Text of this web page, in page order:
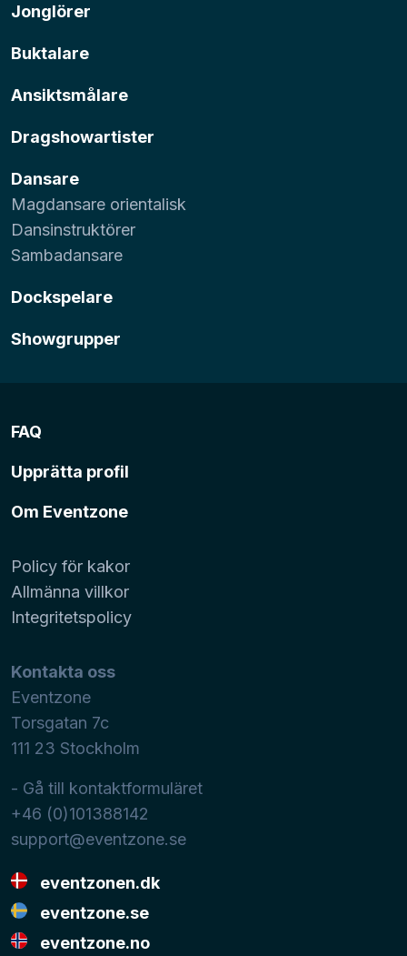
Jonglörer
Buktalare
Ansiktsmålare
Dragshowartister
Dansare
Magdansare orientalisk
Dansinstruktörer
Sambadansare
Dockspelare
Showgrupper
FAQ
Upprätta profil
Om Eventzone
Policy för kakor
Allmänna villkor
Integritetspolicy
Kontakta oss
Eventzone
Torsgatan 7c
111 23 Stockholm
- Gå till kontaktformuläret
+46 (0)101388142
support@eventzone.se
eventzonen.dk
eventzone.se
eventzone.no